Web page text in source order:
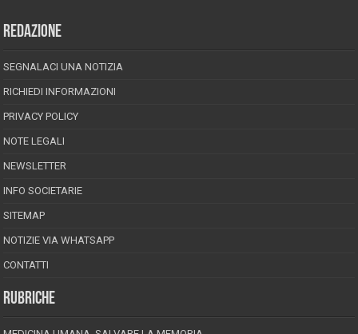
REDAZIONE
SEGNALACI UNA NOTIZIA
RICHIEDI INFORMAZIONI
PRIVACY POLICY
NOTE LEGALI
NEWSLETTER
INFO SOCIETARIE
SITEMAP
NOTIZIE VIA WHATSAPP
CONTATTI
RUBRICHE